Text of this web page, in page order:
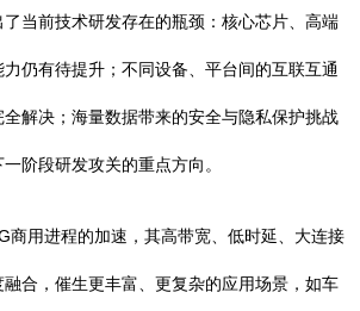
当前技术研发存在的瓶颈：核心芯片、高端
仍有待提升；不同设备、平台间的互联互通
解决；海量数据带来的安全与隐私保护挑战
阶段研发攻关的重点方向。
商用进程的加速，其高带宽、低时延、大连接
合，催生更丰富、更复杂的应用场景，如车